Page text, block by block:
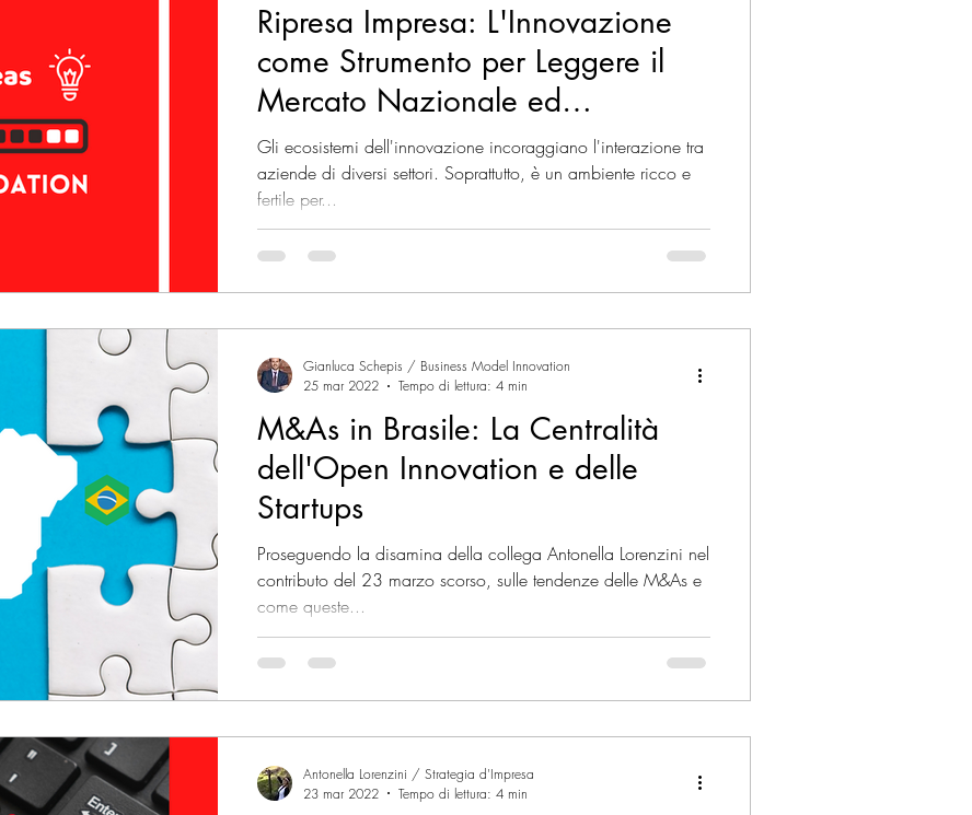
Ripresa Impresa: L'Innovazione
come Strumento per Leggere il
Mercato Nazionale ed
Internazionale
Gli ecosistemi dell'innovazione incoraggiano l'interazione tra
aziende di diversi settori. Soprattutto, è un ambiente ricco e
fertile per...
M&As in Brasile: La Centralità
dell'Open Innovation e delle
Startups
Proseguendo la disamina della collega Antonella Lorenzini nel
contributo del 23 marzo scorso, sulle tendenze delle M&As e
come queste...
Gianluca Schepis / Business Model Innovation
25 mar 2022
Tempo di lettura: 4 min
Antonella Lorenzini / Strategia d'Impresa
23 mar 2022
Tempo di lettura: 4 min